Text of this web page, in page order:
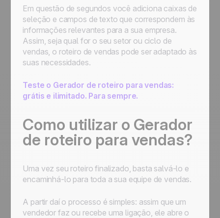
Em questão de segundos você adiciona caixas de
seleção e campos de texto que correspondem às
informações relevantes para a sua empresa.
Assim, seja qual for o seu setor ou ciclo de
vendas, o roteiro de vendas pode ser adaptado às
suas necessidades.
Teste o Gerador de roteiro para vendas:
grátis e ilimitado. Para sempre.
Como utilizar o Gerador
de roteiro para vendas?
Uma vez seu roteiro finalizado, basta salvá-lo e
encaminhá-lo para toda a sua equipe de vendas.
A partir daí o processo é simples: assim que um
vendedor faz ou recebe uma ligação, ele abre o